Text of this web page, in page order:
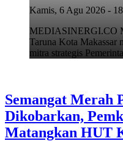
Kamis, 6 Agu 2026 -
MEDIASINERGI.CO
Taruna Kota Makassar
mitra strategis
Semangat Merah
Dikobarkan,
Matangkan HUT